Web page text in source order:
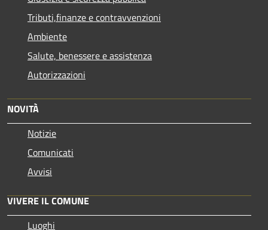
Tributi,finanze e contravvenzioni
Ambiente
Salute, benessere e assistenza
Autorizzazioni
NOVITÀ
Notizie
Comunicati
Avvisi
VIVERE IL COMUNE
Luoghi